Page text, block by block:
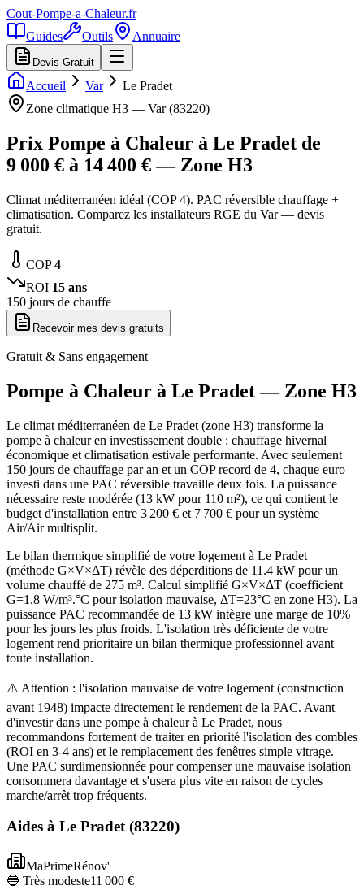
Cout-Pompe-a-Chaleur.fr
Guides
Outils Annuaire
Devis Gratuit
Accueil Var
Le Pradet
Zone climatique H3 — Var(83220)
Prix Pompe à Chaleur à Le Pradet de
9 000 € à 14 400 € — Zone H3
Climat méditerranéen idéal (COP 4). PAC réversible chauffage +
climatisation. Comparez les installateurs RGE du Var — devis
gratuit.
COP4
ROI 15 ans
150 jours de chauffe
Recevoir mes devis gratuits
Gratuit & Sans engagement
Pompe à Chaleur à Le Pradet— Zone H3
Le climat méditerranéen de Le Pradet (zone H3) transforme la
pompe à chaleur en investissement double : chauffage hivernal
économique et climatisation estivale performante. Avec seulement
150 jours de chauffage par an et un COP record de 4, chaque euro
investi dans une PAC réversible travaille deux fois. La puissance
nécessaire reste modérée (13 kW pour 110 m²), ce qui contient le
budget d'installation entre 3 200 € et 7 700 € pour un système
Air/Air multisplit.
Le bilan thermique simplifié de votre logement à Le Pradet
(méthode G×V×ΔT) révèle des déperditions de 11.4 kW pour un
volume chauffé de 275 m³. Calcul simplifié G×V×ΔT (coefficient
G=1.8 W/m³.°C pour isolation mauvaise, ΔT=23°C en zone H3). La
puissance PAC recommandée de 13 kW intègre une marge de 10%
pour les jours les plus froids. L'isolation très déficiente de votre
logement rend prioritaire un bilan thermique professionnel avant
toute installation.
⚠️ Attention : l'isolation mauvaise de votre logement (construction
avant 1948) impacte directement le rendement de la PAC. Avant
d'investir dans une pompe à chaleur à Le Pradet, nous
recommandons fortement de traiter en priorité l'isolation des combles
(ROI en 3-4 ans) et le remplacement des fenêtres simple vitrage.
Une PAC surdimensionnée pour compenser une mauvaise isolation
consommera davantage et s'usera plus vite en raison de cycles
marche/arrêt trop fréquents.
Aides à Le Pradet(83220)
MaPrimeRénov'
🔵 Très modeste11 000 €